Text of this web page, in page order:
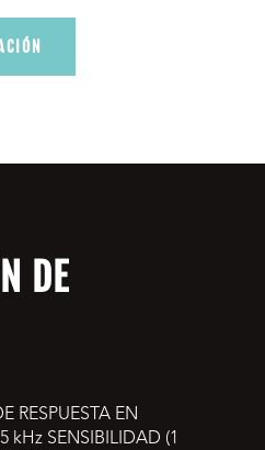
DE
RESPUESTA EN
kHz SENSIBILIDAD (1